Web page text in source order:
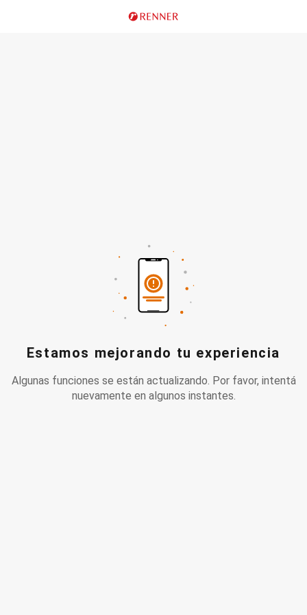
Estamos mejorando tu experiencia
Algunas funciones se están actualizando. Por favor, intentá
nuevamente en algunos instantes.